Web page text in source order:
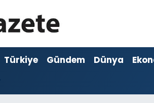
Türkiye Gündem Dünya